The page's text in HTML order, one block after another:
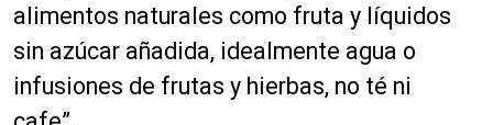
alimentos naturales como fruta y líquidos
sin azúcar añadida, idealmente agua o
infusiones de frutas y hierbas, no té ni